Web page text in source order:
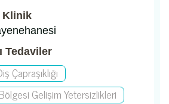
Klinik
Tedaviler
Çapraşıklığı
Gelişim Yetersizlikleri